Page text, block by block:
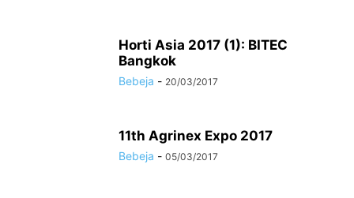
Horti Asia 2017 (1): BITEC
Bangkok
Bebeja - 20/03/2017
11th Agrinex Expo 2017
Bebeja - 05/03/2017